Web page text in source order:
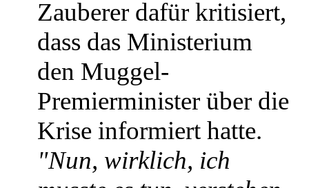
Zauberer dafür kritisiert,
dass das Ministerium
den Muggel-
Premierminister über die
Krise informiert hatte.
"Nun, wirklich, ich